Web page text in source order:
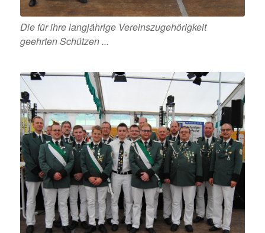
Die für ihre langjährige Vereinszugehörigkeit
geehrten Schützen ...